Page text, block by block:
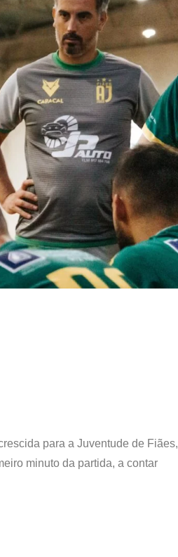
para a Juventude de Fiães,
minuto da partida, a contar